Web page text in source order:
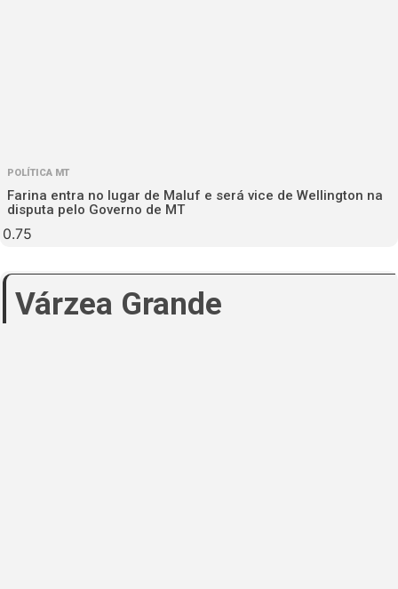
POLÍTICA MT
Farina entra no lugar de Maluf e será vice de Wellington na
disputa pelo Governo de MT
Várzea Grande